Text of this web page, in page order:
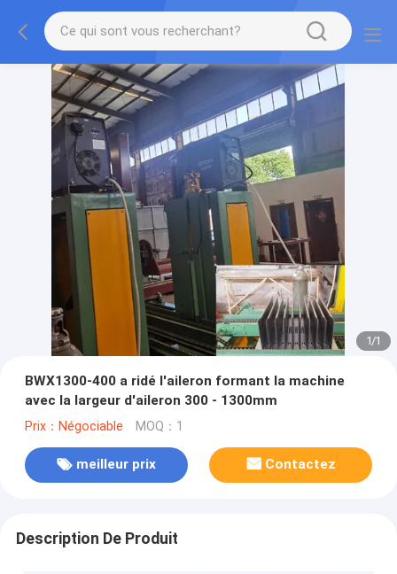
1/1
BWX1300-400 a ridé l'aileron formant la machine
avec la largeur d'aileron 300 - 1300mm
Prix：Négociable MOQ：1
meilleur prix Contactez
Description De Produit